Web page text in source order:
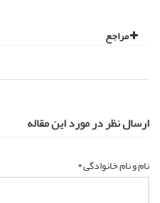
مراجع
ارسال نظر در مورد این مقاله
نام و نام خانوادگی *